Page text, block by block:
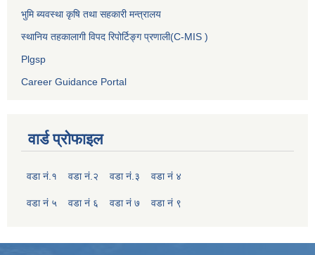
भुमि ब्यवस्था कृषि तथा सहकारी मन्त्रालय
स्थानिय तहकालागी विपद रिपोर्टिङ्ग प्रणाली(C-MIS )
Plgsp
Career Guidance Portal
वार्ड प्रोफाइल
वडा नं.१ वडा नं.२ वडा नं.३ वडा नं ४
वडा नं ५ वडा नं ६ वडा नं ७ वडा नं ९